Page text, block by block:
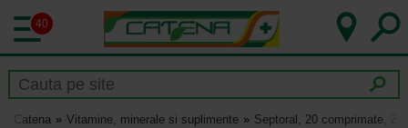
40
Catena Vitamine, minerale si suplimente Septoral, 20 comprimate,